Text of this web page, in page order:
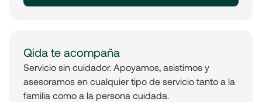
Qida te acompaña
Servicio sin cuidador. Apoyamos, asistimos y
asesoramos en cualquier tipo de servicio tanto a la
familia como a la persona cuidada.